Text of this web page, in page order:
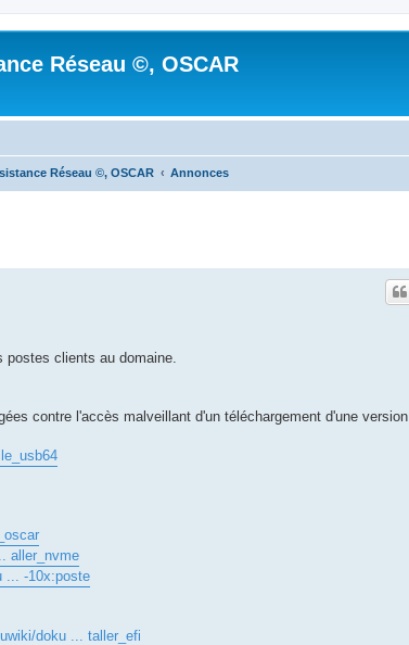
Réseau ©, OSCAR
Réseau ©, OSCAR Annonces
clients au domaine.
contre l'accès malveillant d'un téléchargement d'une version
aller_nvme
... -10x:poste
doku ... taller_efi